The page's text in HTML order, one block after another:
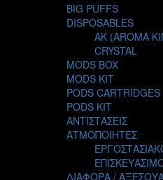
NUBO
OMERTA
OPMH
S-ELF JUICE
SADBOY
SCANDAL
SECRET
STEAM CITY
STEAM TRAIN
STEAMPUNK
TALES
TATTOO
BIG PUFFS
DISPOSABLES
AK (AROMA
CRYSTAL
MODS BOX
MODS KIT
PODS CARTRIDGES
PODS KIT
ΑΝΤΙΣΤΑΣΕΙΣ
ΑΤΜΟΠΟΙΗΤΕΣ
ΔΙΑΦΟΡΑ /